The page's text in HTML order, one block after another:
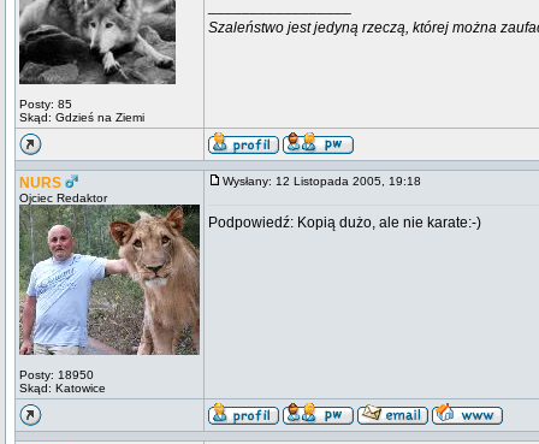
Posty: 85
Skąd: Gdzieś na Ziemi
Szaleństwo jest jedyną rzeczą, której można
NURS
Ojciec Redaktor
Posty: 18950
Skąd: Katowice
Wysłany: 12 Listopada 2005, 19:18
Podpowiedź: Kopią dużo, ale nie karate:-)